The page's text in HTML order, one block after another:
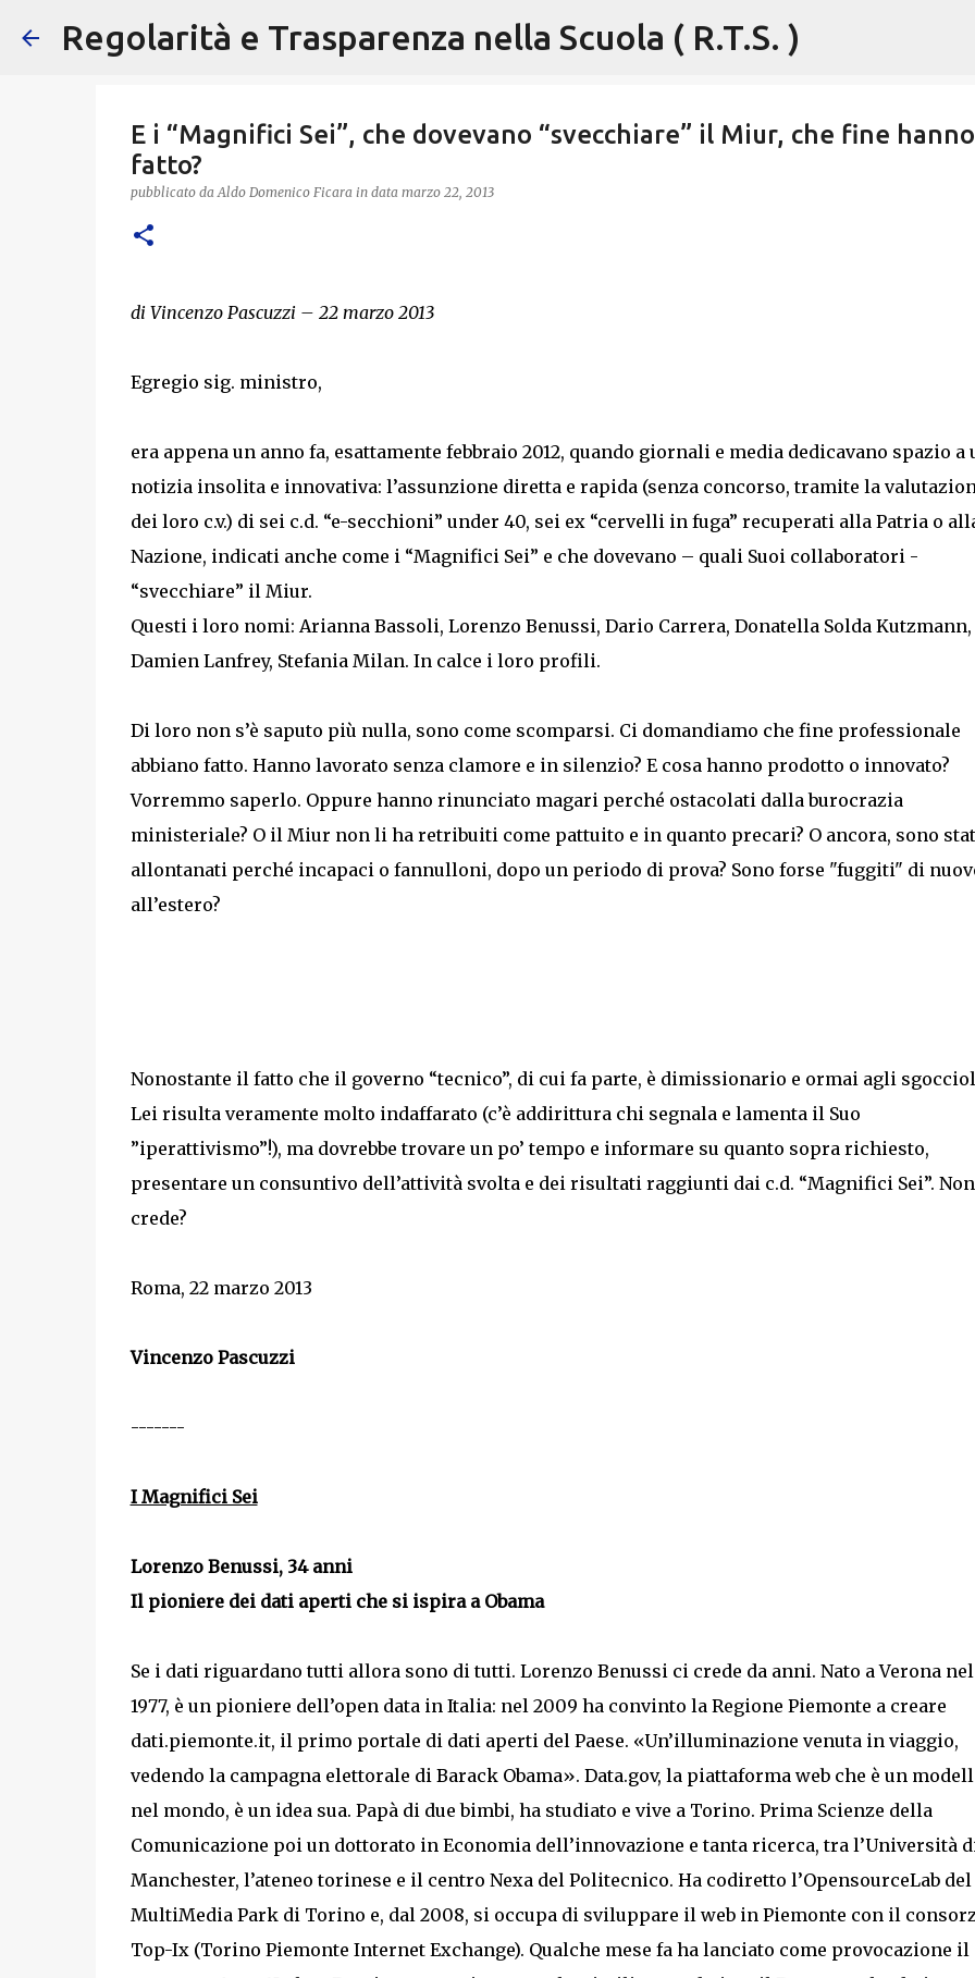
Passa ai contenuti principali
Regolarità e Trasparenza nella Scuola ( R.T.S. )
E i “Magnifici Sei”, che dovevano “svecchiare” il Miur, che fine hanno
fatto?
pubblicato daAldo Domenico Ficara in data marzo 22, 2013
di Vincenzo Pascuzzi – 22 marzo 2013
Egregio sig. ministro,
era appena un anno fa, esattamente febbraio 2012, quando giornali e media dedicavano spazio a
notizia insolita e innovativa: l’assunzione diretta e rapida (senza concorso, tramite la
dei loro c.v.) di sei c.d. “e-secchioni” under 40, sei ex “cervelli in fuga” recuperati alla Patria o
Nazione, indicati anche come i “Magnifici Sei” e che dovevano – quali Suoi collaboratori -
“svecchiare” il Miur.
Questi i loro nomi: Arianna Bassoli, Lorenzo Benussi, Dario Carrera, Donatella Solda Kutzmann,
Damien Lanfrey, Stefania Milan. In calce i loro profili.
Di loro non s’è saputo più nulla, sono come scomparsi. Ci domandiamo che fine professionale
abbiano fatto. Hanno lavorato senza clamore e in silenzio? E cosa hanno prodotto o innovato?
Vorremmo saperlo. Oppure hanno rinunciato magari perché ostacolati dalla burocrazia
ministeriale? O il Miur non li ha retribuiti come pattuito e in quanto precari? O ancora, sono
allontanati perché incapaci o fannulloni, dopo un periodo di prova? Sono forse "fuggiti" di
all’estero?
Nonostante il fatto che il governo “tecnico”, di cui fa parte, è dimissionario e ormai agli
Lei risulta veramente molto indaffarato (c’è addirittura chi segnala e lamenta il Suo
”iperattivismo”!), ma dovrebbe trovare un po’ tempo e informare su quanto sopra richiesto,
presentare un consuntivo dell’attività svolta e dei risultati raggiunti dai c.d. “Magnifici Sei”. Non
crede?
Roma, 22 marzo 2013
Vincenzo Pascuzzi
-------
I Magnifici Sei
Lorenzo Benussi, 34 anni
Il pioniere dei dati aperti che si ispira a Obama
Se i dati riguardano tutti allora sono di tutti. Lorenzo Benussi ci crede da anni. Nato a Verona nel
1977, è un pioniere dell’open data in Italia: nel 2009 ha convinto la Regione Piemonte a creare
dati.piemonte.it, il primo portale di dati aperti del Paese. «Un’illuminazione venuta in viaggio,
vedendo la campagna elettorale di Barack Obama». Data.gov, la piattaforma web che è un
nel mondo, è un idea sua. Papà di due bimbi, ha studiato e vive a Torino. Prima Scienze della
Comunicazione poi un dottorato in Economia dell’innovazione e tanta ricerca, tra l’Università
Manchester, l’ateneo torinese e il centro Nexa del Politecnico. Ha codiretto l’OpensourceLab del
MultiMedia Park di Torino e, dal 2008, si occupa di sviluppare il web in Piemonte con il
Top-Ix (Torino Piemonte Internet Exchange). Qualche mese fa ha lanciato come provocazione il